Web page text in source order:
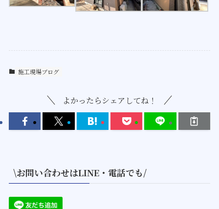
施工現場ブログ
よかったらシェアしてね！
\お問い合わせはLINE・電話でも/